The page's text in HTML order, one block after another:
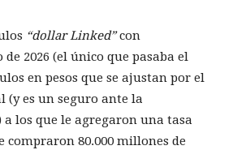
“dollar Linked”con
2026 (el único que pasaba el
en pesos que se ajustan por el
(y es un seguro ante la
a los que le agregaron una tasa
compraron 80.000 millones de